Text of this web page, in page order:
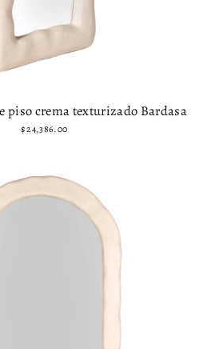
piso crema texturizado Bardasa
$ 24,386.00